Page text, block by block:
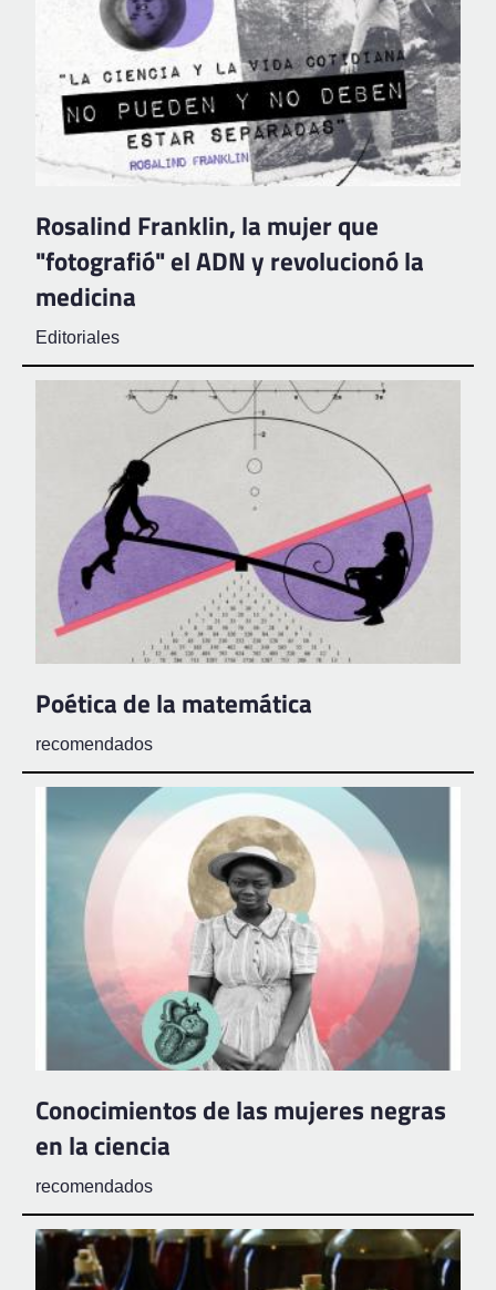
Rosalind Franklin, la mujer que
"fotografió" el ADN y revolucionó la
medicina
Editoriales
Poética de la matemática
recomendados
Conocimientos de las mujeres negras
en la ciencia
recomendados